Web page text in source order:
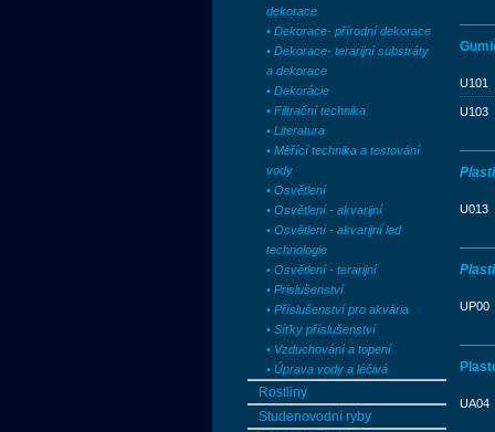
dekorace
• Dekorace- přírodní dekorace
• Dekorace- terarijní substráty
a dekorace
• Dekorácie
• Filtrační technika
• Literatura
• Měřící technika a testování
vody
• Osvětlení
• Osvětlení - akvarijní
• Osvětlení - akvarijní led
technologie
• Osvětlení - terarijní
• Prislušenství
• Příslušenství pro akvária
• Síťky příslušenství
• Vzduchování a topení
• Úprava vody a léčivá
Rostliny
Studenovodní ryby
U101
U103
U013
UP00
UA04